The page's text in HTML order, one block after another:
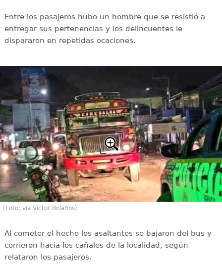
Entre los pasajeros hubo un hombre que se resistió a
entregar sus pertenencias y los delincuentes le
dispararon en repetidas ocaciones.
(Foto: vía Víctor Bolaños)
Al cometer el hecho los asaltantes se bajaron del bus y
corrieron hacia los cañales de la localidad, según
relataron los pasajeros.